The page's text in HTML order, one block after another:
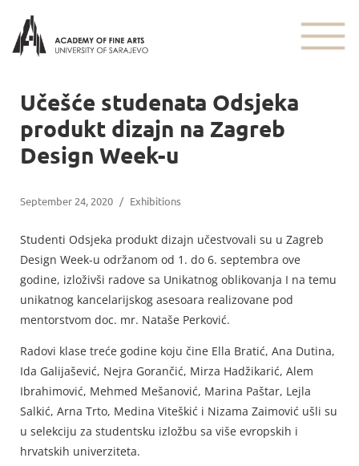
Učešće studenata Odsjeka
produkt dizajn na Zagreb
Design Week-u
September 24, 2020 / Exhibitions
Studenti Odsjeka produkt dizajn učestvovali su u Zagreb
Design Week-u održanom od 1. do 6. septembra ove
godine, izloživši radove sa Unikatnog oblikovanja I na temu
unikatnog kancelarijskog asesoara realizovane pod
mentorstvom doc. mr. Nataše Perković.
Radovi klase treće godine koju čine Ella Bratić, Ana Dutina,
Ida Galijašević, Nejra Gorančić, Mirza Hadžikarić, Alem
Ibrahimović, Mehmed Mešanović, Marina Paštar, Lejla
Salkić, Arna Trto, Medina Viteškić i Nizama Zaimović ušli su
u selekciju za studentsku izložbu sa više evropskih i
hrvatskih univerziteta.